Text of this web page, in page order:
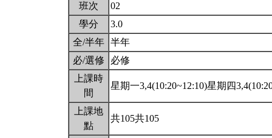
班次
02
學分
3.0
全/半年 半年
必/選修
必修
上課時
間
星期一3,4(10:20~12:10)星期四
上課地
點
共105共105